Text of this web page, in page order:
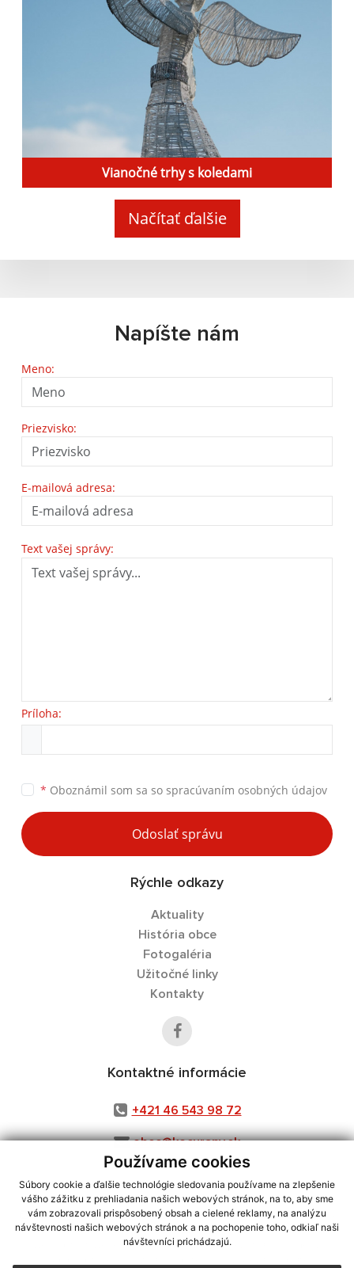
Používame cookies
Súbory cookie a ďalšie technológie sledovania používame na zlepšenie
vášho zážitku z prehliadania našich webových stránok, na to, aby sme
vám zobrazovali prispôsobený obsah a cielené reklamy, na analýzu
návštevnosti našich webových stránok a na pochopenie toho, odkiaľ naši
návštevníci prichádzajú.
Vianočné trhy s koledami
Načítať ďalšie
Napíšte nám
Meno:
Priezvisko:
E-mailová adresa:
Text vašej správy:
Príloha:
* Oboznámil som sa so spracúvaním osobných údajov
Odoslať správu
Rýchle odkazy
Aktuality
História obce
Fotogaléria
Užitočné linky
Kontakty
Kontaktné informácie
+421 46 543 98 72
obec@kocurany.sk
využite možnosť získavania aktuálnych informácií s využitím RSS
CMS systém (redakčný) systém ECHELON 2,Mapa stránok,web portál
webex.digital, s.r.o.,domény,registrácia domény